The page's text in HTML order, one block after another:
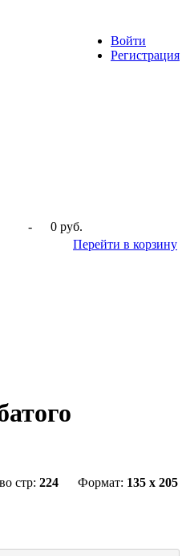
Войти
Регистрация
-
0 руб.
Перейти в корзину
стр: 224 Формат: 135 x 205